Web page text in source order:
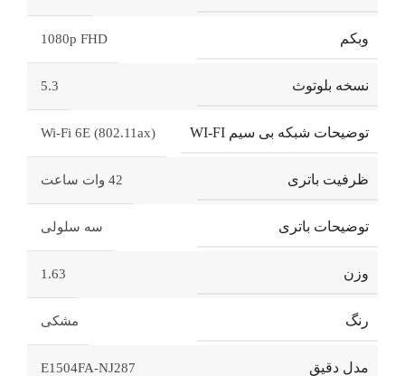
وبکم 1080p FHD
نسخه بلوتوث 5.3
توضیحات شبکه بی سیم WI-FI Wi-Fi 6E (802.11ax)
ظرفیت باتری 42 وات ساعت
توضیحات باتری سه سلولی
وزن 1.63
رنگ مشکی
مدل دقیق E1504FA-NJ287